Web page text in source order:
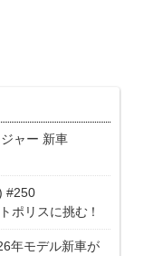
ャー 新車
#250
ポリスに挑む！
年モデル新車が